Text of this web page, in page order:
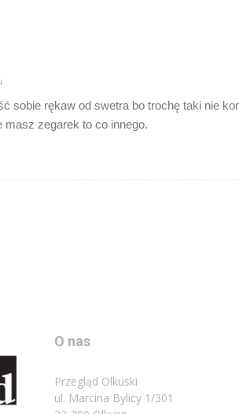
sobie rękaw od swetra bo trochę taki nie
zegarek to co innego.
O nas
Przegląd Olkuski
ul. Marcina Bylicy 1/301